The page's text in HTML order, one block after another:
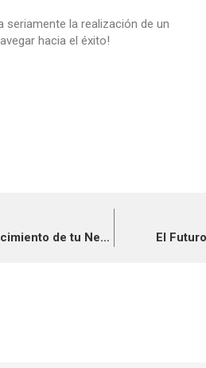
seriamente la realización de un
hacia el éxito!
¿Por qué una Marca Fuerte es Crucial para el Crecimiento de tu Negocio? (Especialmente en México) El